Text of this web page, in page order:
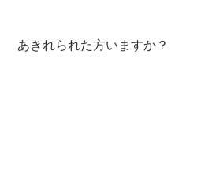
あきれられた方いますか？